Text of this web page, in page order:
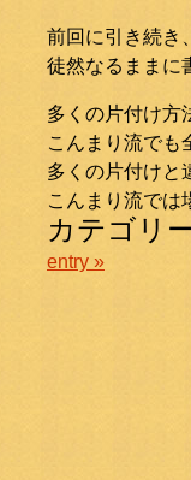
前回に引き続き
徒然なるままに
多くの片付け方
こんまり流でも
多くの片付けと
こんまり流では
カテゴリ
entry »